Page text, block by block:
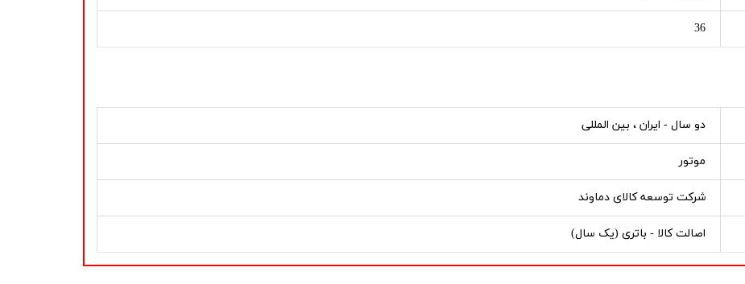
36
دو سال - ایران ، بین المللی
موتور
شرکت توسعه کالای دماوند
اصالت کالا - باتری (یک سال)